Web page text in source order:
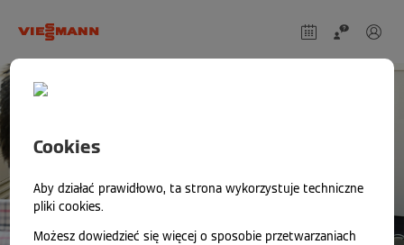
Cookies
Aby działać prawidłowo, ta strona wykorzystuje techniczne
pliki cookies.
Możesz dowiedzieć się więcej o sposobie przetwarzaniach